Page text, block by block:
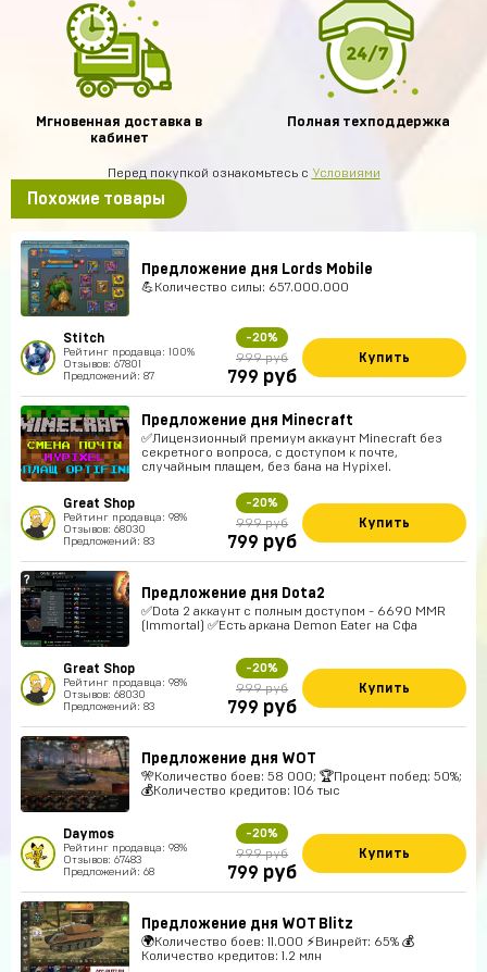
Мгновенная доставка в
кабинет
Полная техподдержка
Перед покупкой ознакомьтесь с Условиями
Похожие товары
Предложение дня Lords Mobile
💪Количество силы: 657.000.000
Stitch
Рейтинг продавца: 100%
Отзывов: 67801
Предложений: 87
-20%
999 руб
799 руб
Купить
Предложение дня Minecraft
✅Лицензионный премиум аккаунт Minecraft без
секретного вопроса, с доступом к почте,
случайным плащем, без бана на Hypixel.
Great Shop
Рейтинг продавца: 98%
Отзывов: 68030
Предложений: 83
-20%
999 руб
799 руб
Купить
Предложение дня Dota2
✅Dota 2 аккаунт с полным доступом - 6690 MMR
(Immortal) ✅Есть аркана Demon Eater на Сфа
Great Shop
Рейтинг продавца: 98%
Отзывов: 68030
Предложений: 83
-20%
999 руб
799 руб
Купить
Предложение дня WOT
🎌Количество боев: 58 000; 🏆Процент побед: 50%;
💰Количество кредитов: 106 тыс
Daymos
Рейтинг продавца: 98%
Отзывов: 67483
Предложений: 68
-20%
999 руб
799 руб
Купить
Предложение дня WOT Blitz
🌍Количество боев: 11.000 ⚡Винрейт: 65% 💰
Количество кредитов: 1.2 млн